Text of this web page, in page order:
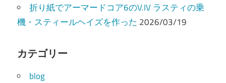
折り紙でアーマードコア6のV.IV ラスティの乗
機・スティールヘイズを作った 2026/03/19
カテゴリー
blog